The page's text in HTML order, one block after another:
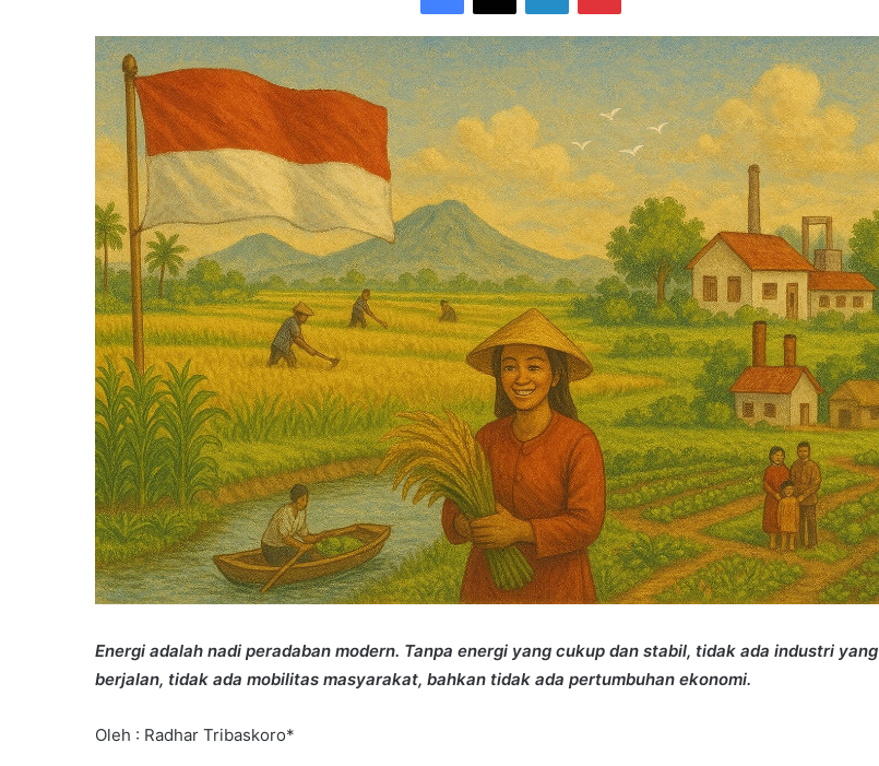
Energi adalah nadi peradaban modern. Tanpa energi yang cukup dan stabil, tidak ada industri yang
berjalan, tidak ada mobilitas masyarakat, bahkan tidak ada pertumbuhan ekonomi.
Oleh : Radhar Tribaskoro*